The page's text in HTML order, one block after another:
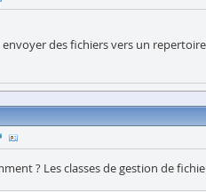
envoyer des fichiers vers un
? Les classes de gestion de